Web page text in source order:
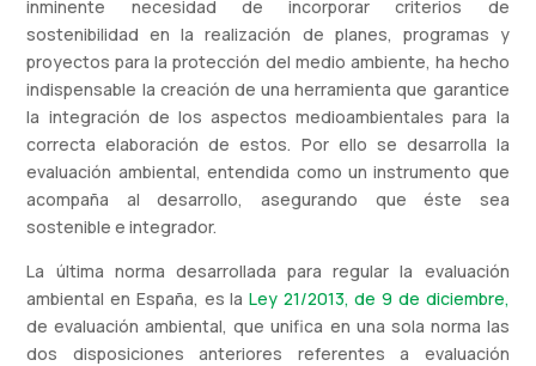
inminente necesidad de incorporar criterios de
sostenibilidad en la realización de planes, programas y
proyectos para la protección del medio ambiente, ha hecho
indispensable la creación de una herramienta que garantice
la integración de los aspectos medioambientales para la
correcta elaboración de estos. Por ello se desarrolla la
evaluación ambiental, entendida como un instrumento que
acompaña al desarrollo, asegurando que éste sea
sostenible e integrador.
La última norma desarrollada para regular la evaluación
ambiental en España, es la Ley 21/2013, de 9 de diciembre,
de evaluación ambiental, que unifica en una sola norma las
dos disposiciones anteriores referentes a evaluación